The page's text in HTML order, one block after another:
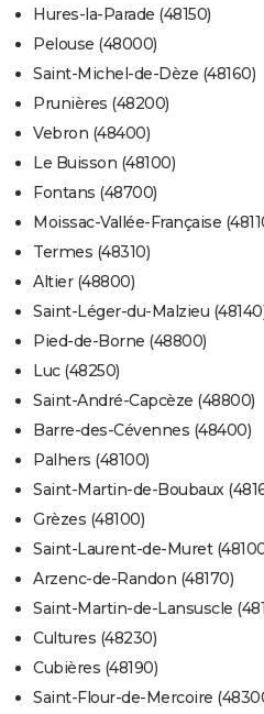
Hures-la-Parade (48150)
Pelouse (48000)
Saint-Michel-de-Dèze (48160)
Prunières (48200)
Vebron (48400)
Le Buisson (48100)
Fontans (48700)
Moissac-Vallée-Française
Termes (48310)
Altier (48800)
Saint-Léger-du-Malzieu
Pied-de-Borne (48800)
Luc (48250)
Saint-André-Capcèze (48800)
Barre-des-Cévennes (48400)
Palhers (48100)
Saint-Martin-de-Boubaux
Grèzes (48100)
Saint-Laurent-de-Muret
Arzenc-de-Randon (48170)
Saint-Martin-de-Lansuscle
Cultures (48230)
Cubières (48190)
Saint-Flour-de-Mercoire